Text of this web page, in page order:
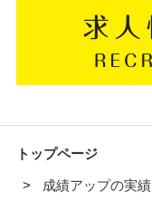
トップページ
成績アップの実績